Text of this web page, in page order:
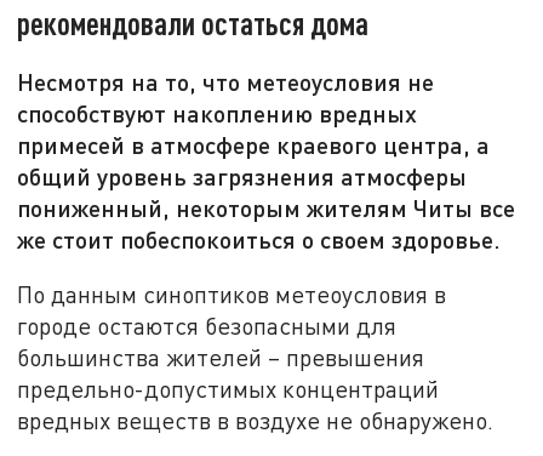
рекомендовали остаться дома
Несмотря на то, что метеоусловия не
способствуют накоплению вредных
примесей в атмосфере краевого центра, а
общий уровень загрязнения атмосферы
пониженный, некоторым жителям Читы все
же стоит побеспокоиться о своем здоровье.
По данным синоптиков метеоусловия в
городе остаются безопасными для
большинства жителей – превышения
предельно-допустимых концентраций
вредных веществ в воздухе не обнаружено.